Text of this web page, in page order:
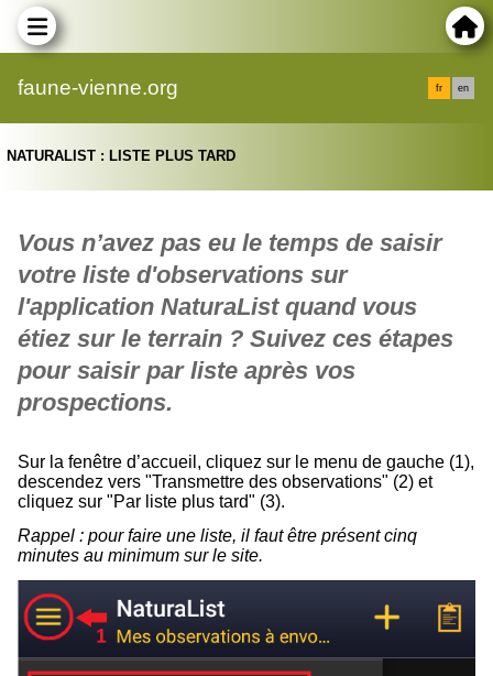
faune-vienne.org fr en
NATURALIST : LISTE PLUS TARD
Vous n’avez pas eu le temps de saisir
votre liste d'observations sur
l'application NaturaListquand vous
étiez sur le terrain ? Suivez ces étapes
pour saisir par liste après vos
prospections.
Sur la fenêtre d’accueil, cliquez sur le menu de gauche (1),
descendez vers "Transmettre des observations" (2) et
cliquez sur "Par liste plus tard" (3).
Rappel : pour faire une liste, il faut être présent cinq
minutes au minimum sur le site.